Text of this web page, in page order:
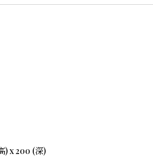
) x 200 (深)